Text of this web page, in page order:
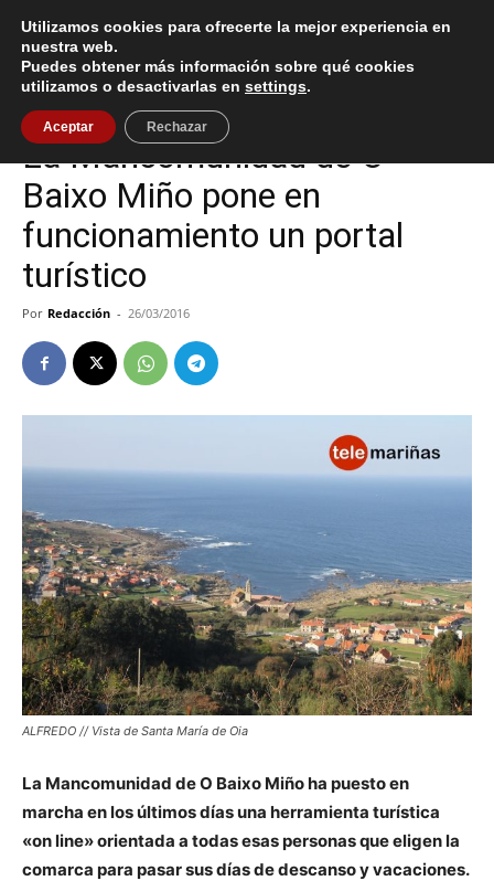
Inicio Cultura / Ocio
Cultura / Ocio Oia
La Mancomunidad de O
Baixo Miño pone en
funcionamiento un portal
turístico
Por Redacción - 26/03/2016
ALFREDO // Vista de Santa María de Oia
La Mancomunidad de O Baixo Miño ha puesto en
marcha en los últimos días una herramienta turística
«on line» orientada a todas esas personas que eligen la
comarca para pasar sus días de descanso y vacaciones.
Utilizamos cookies para ofrecerte la mejor experiencia en
nuestra web.
Puedes obtener más información sobre qué cookies
utilizamos o desactivarlas en settings.
Aceptar Rechazar